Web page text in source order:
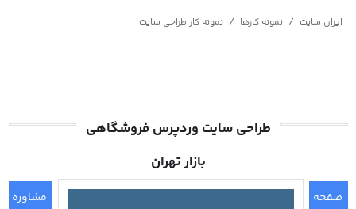
ایران سایت / نمونه کارها / نمونه کار طراحی سایت
طراحی سایت وردپرس فروشگاهی
بازار تهران
صفحه
مشاوره